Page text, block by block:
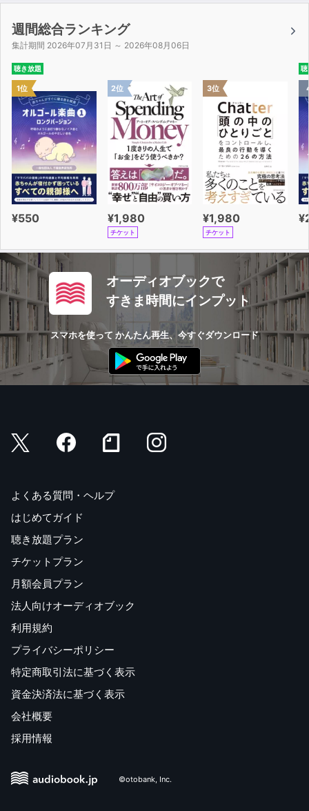
週間総合ランキング
集計期間 2026年07月31日 ～ 2026年08月06日
聴き放題
1位
¥550
2位
¥1,980
チケット
3位
¥1,980
チケット
聴
オーディオブックで
すきま時間にインプット
スマホを使って かんたん再生、今すぐダウンロード
よくある質問・ヘルプ
はじめてガイド
聴き放題プラン
チケットプラン
月額会員プラン
法人向けオーディオブック
利用規約
プライバシーポリシー
特定商取引法に基づく表示
資金決済法に基づく表示
会社概要
採用情報
©otobank, Inc.